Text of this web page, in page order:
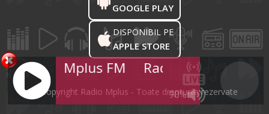
GOOGLE PLAY
DISPONIBIL PE
APPLE STORE
© Copyright Radio Mplus - Toate drepturile rezervate
90%
Radio Mplus FM Radio Mplus FM